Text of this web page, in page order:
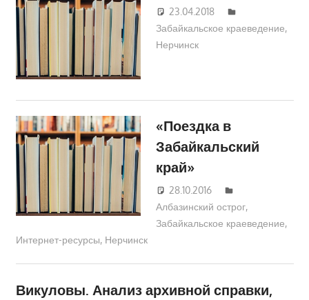
23.04.2018
Аникина
Забайкальское краеведение,
Нерчинск
«Поездка в
Забайкальский
край»
28.10.2016
Аникина
Албазинский острог,
Забайкальское краеведение,
Интернет-ресурсы, Нерчинск
Викуловы. Анализ архивной справки,